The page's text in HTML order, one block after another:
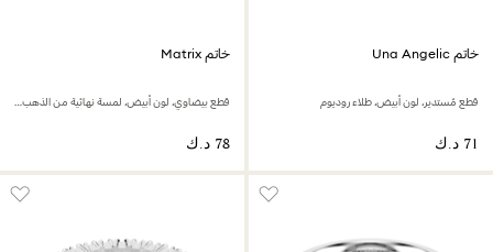
خاتم Una Angelic
قطع مُستدير، لون أبيض، طلاء روديوم
خاتم Matrix
قطع بيضاوي، لون أبيض، لمسة نهائية من الذهب عيار 18 قيراط